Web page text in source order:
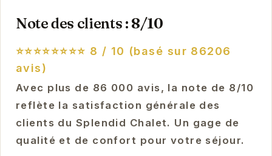
Note des clients : 8/10
⭐⭐⭐⭐⭐⭐⭐⭐ 8 / 10 (basé sur 86206
avis)
Avec plus de 86 000 avis, la note de 8/10
reflète la satisfaction générale des
clients du Splendid Chalet. Un gage de
qualité et de confort pour votre séjour.